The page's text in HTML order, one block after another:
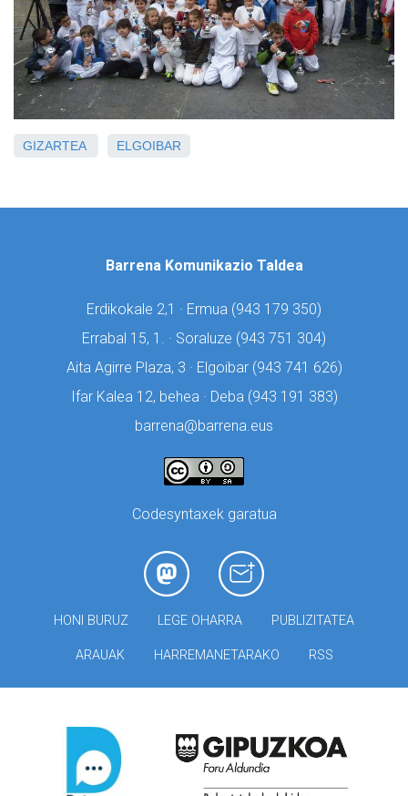
GIZARTEA ELGOIBAR
Barrena Komunikazio Taldea
Erdikokale 2,1 · Ermua (943 179 350)
Errabal 15, 1. · Soraluze (943 751 304)
Aita Agirre Plaza, 3 · Elgoibar (943 741 626)
Ifar Kalea 12, behea · Deba (943 191 383)
barrena@barrena.eus
Codesyntaxek garatua
HONI BURUZ LEGE OHARRA PUBLIZITATEA
ARAUAK HARREMANETARAKO RSS